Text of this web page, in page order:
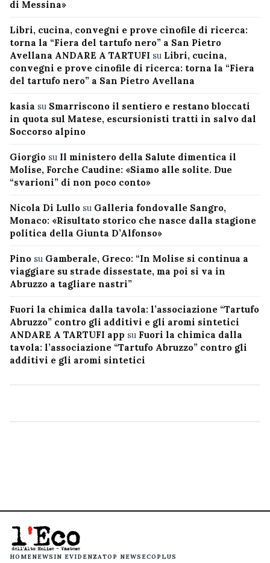
di Messina»
Libri, cucina, convegni e prove cinofile di ricerca:
torna la “Fiera del tartufo nero” a San Pietro
Avellana ANDARE A TARTUFI su Libri, cucina,
convegni e prove cinofile di ricerca: torna la “Fiera
del tartufo nero” a San Pietro Avellana
kasia su Smarriscono il sentiero e restano bloccati
in quota sul Matese, escursionisti tratti in salvo dal
Soccorso alpino
Giorgio su Il ministero della Salute dimentica il
Molise, Forche Caudine: «Siamo alle solite. Due
“svarioni” di non poco conto»
Nicola Di Lullo su Galleria fondovalle Sangro,
Monaco: «Risultato storico che nasce dalla stagione
politica della Giunta D’Alfonso»
Pino su Gamberale, Greco: “In Molise si continua a
viaggiare su strade dissestate, ma poi si va in
Abruzzo a tagliare nastri”
Fuori la chimica dalla tavola: l’associazione “Tartufo
Abruzzo” contro gli additivi e gli aromi sintetici
ANDARE A TARTUFI app su Fuori la chimica dalla
tavola: l’associazione “Tartufo Abruzzo” contro gli
additivi e gli aromi sintetici
HOMENEWS IN EVIDENZATOP NEWS ECOPLUS